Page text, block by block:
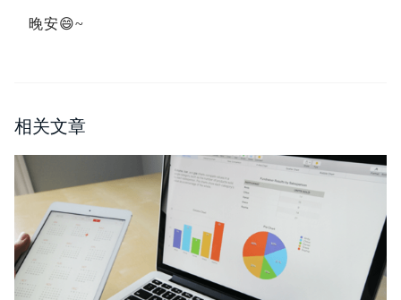
晚安😄~
相关文章